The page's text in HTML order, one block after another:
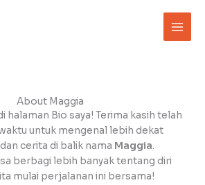
About Maggia
halaman Bio saya! Terima kasih telah
untuk mengenal lebih dekat
cerita di balik nama Maggia.
berbagi lebih banyak tentang diri
mulai perjalanan ini bersama!